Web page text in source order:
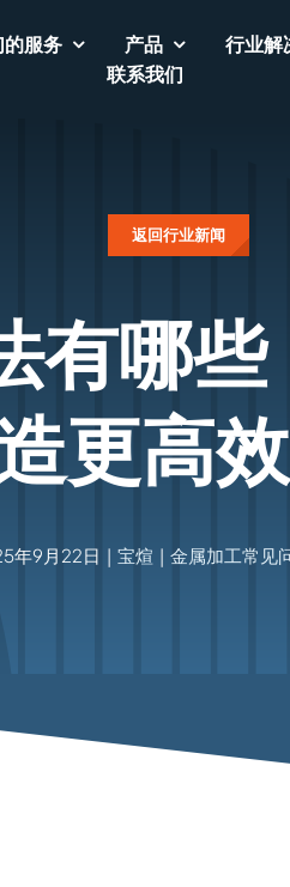
服务 产品 行业解
联系我们
返回行业新闻
有哪
更高
年9月22日 | 宝煊 | 金属加工常见